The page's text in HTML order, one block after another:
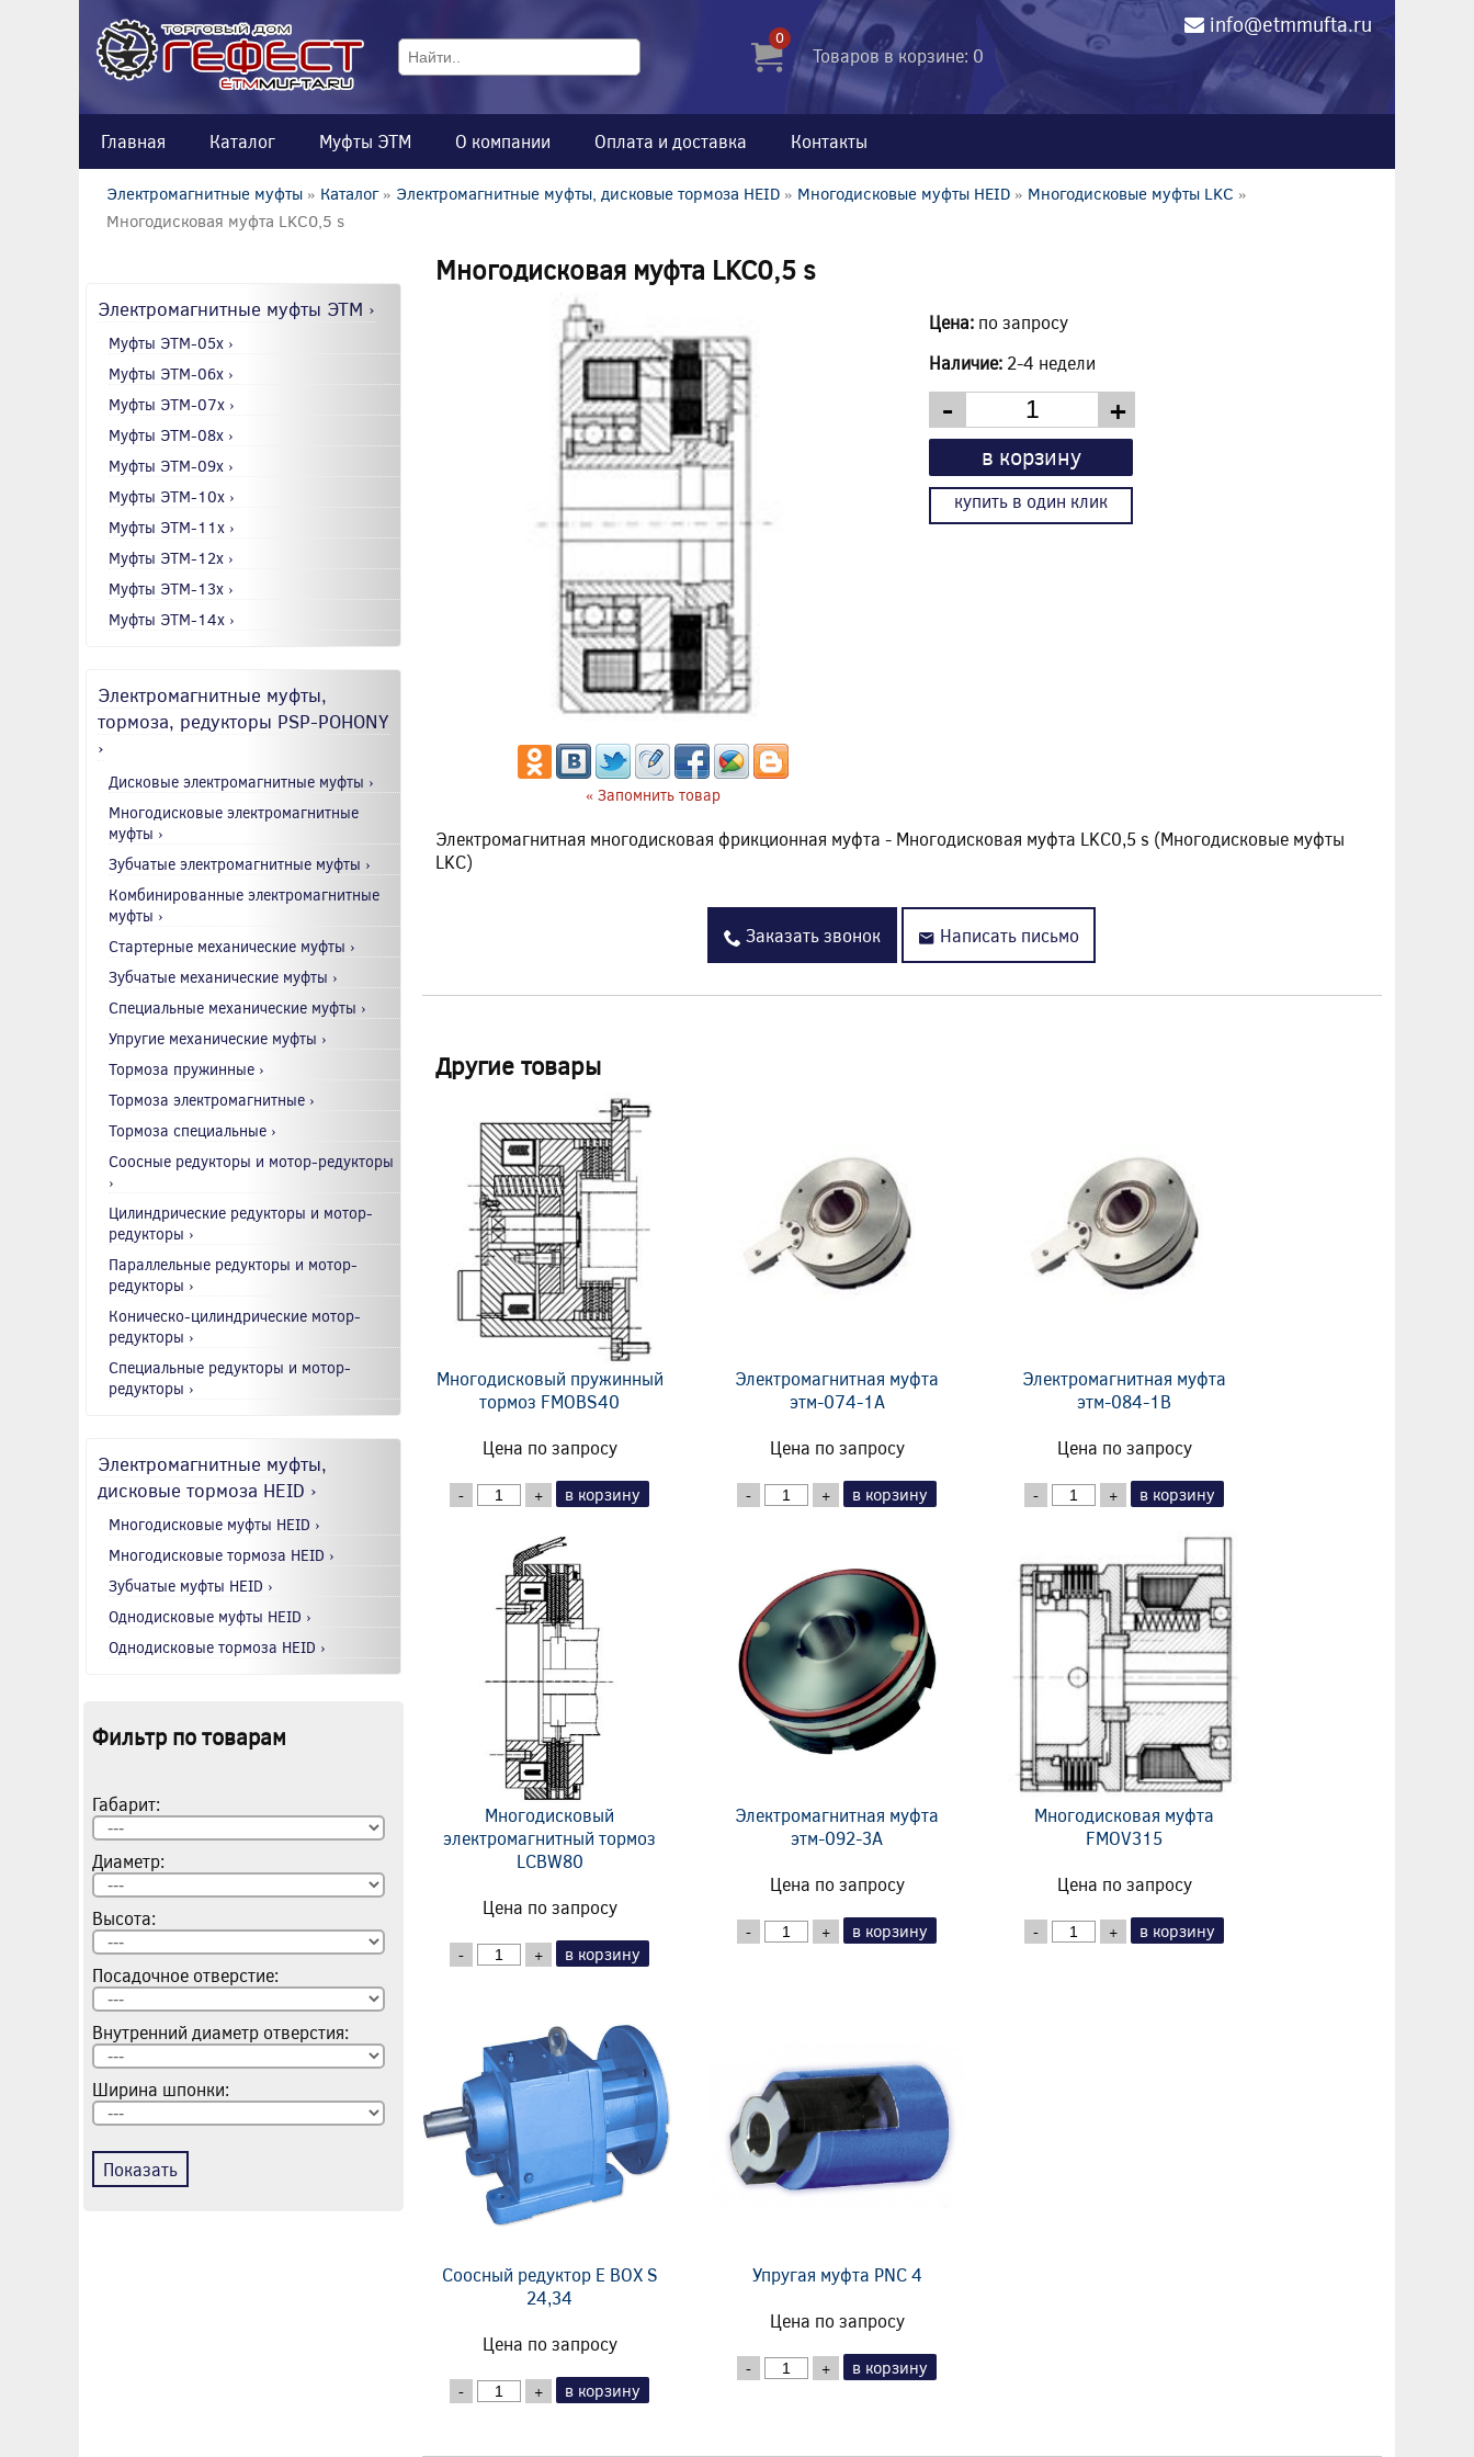
info@etmmufta.ru
0
Товаров в корзине: 0
Главная Каталог Муфты ЭТМ О компании Оплата и доставка Контакты
Электромагнитные муфты » Каталог» Электромагнитные муфты, дисковые тормоза HEID » Многодисковые муфты HEID » Многодисковые муфты LKC »
Многодисковая муфта LKC0,5 s
Электромагнитные муфты ЭТМ ›
Муфты ЭТМ-05x ›
Муфты ЭТМ-06x ›
Муфты ЭТМ-07x ›
Муфты ЭТМ-08x ›
Муфты ЭТМ-09x ›
Муфты ЭТМ-10x ›
Муфты ЭТМ-11x ›
Муфты ЭТМ-12x ›
Муфты ЭТМ-13x ›
Муфты ЭТМ-14x ›
Электромагнитные муфты,
тормоза, редукторы PSP-POHONY
›
Дисковые электромагнитные муфты ›
Многодисковые электромагнитные
муфты ›
Зубчатые электромагнитные муфты ›
Комбинированные электромагнитные
муфты ›
Стартерные механические муфты ›
Зубчатые механические муфты ›
Специальные механические муфты ›
Упругие механические муфты ›
Тормоза пружинные ›
Тормоза электромагнитные ›
Тормоза специальные ›
Соосные редукторы и мотор-редукторы
›
Цилиндрические редукторы и мотор-
редукторы ›
Параллельные редукторы и мотор-
редукторы ›
Коническо-цилиндрические мотор-
редукторы ›
Специальные редукторы и мотор-
редукторы ›
Электромагнитные муфты,
дисковые тормоза HEID ›
Многодисковые муфты HEID ›
Многодисковые тормоза HEID ›
Зубчатые муфты HEID ›
Однодисковые муфты HEID ›
Однодисковые тормоза HEID ›
Фильтр по товарам
Габарит:
Диаметр:
Высота:
Посадочное отверстие:
Внутренний диаметр отверстия:
Ширина шпонки:
Показать
Многодисковая муфта LKC0,5 s
« Запомнить товар
Цена: по запросу
Наличие: 2-4 недели
- +
в корзину
купить в один клик
Электромагнитная многодисковая фрикционная муфта - Многодисковая муфта LKC0,5 s (Многодисковые муфты
LKC)
Заказать звонок Написать письмо
Другие товары
Многодисковый пружинный
тормоз FMOBS40
Цена по запросу
- + в корзину
Электромагнитная муфта
этм-074-1А
Цена по запросу
- + в корзину
Электромагнитная муфта
этм-084-1В
Цена по запросу
- + в корзину
Многодисковый
электромагнитный тормоз
LCBW80
Цена по запросу
- + в корзину
Электромагнитная муфта
этм-092-3А
Цена по запросу
- + в корзину
Многодисковая муфта
FMOV315
Цена по запросу
- + в корзину
Соосный редуктор E BOX S
24,34
Цена по запросу
- + в корзину
Упругая муфта PNC 4
Цена по запросу
- + в корзину